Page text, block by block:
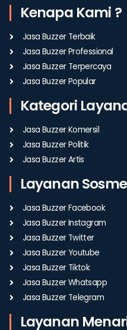
Kenapa Kami ?
Jasa Buzzer Terbaik
Jasa Buzzer Professional
Jasa Buzzer Terpercaya
Jasa Buzzer Popular
Kategori
Jasa Buzzer Komersil
Jasa Buzzer Politik
Jasa Buzzer Artis
Layanan
Jasa Buzzer Facebook
Jasa Buzzer Instagram
Jasa Buzzer Twitter
Jasa Buzzer Youtube
Jasa Buzzer Tiktok
Jasa Buzzer Whatsapp
Jasa Buzzer Telegram
Layanan